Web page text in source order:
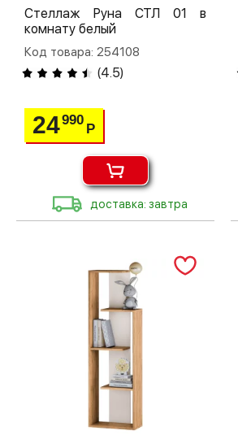
Стеллаж Руна СТЛ 01 в
комнату белый
Код товара: 254108
(4.5)
24990
Р
доставка: завтра